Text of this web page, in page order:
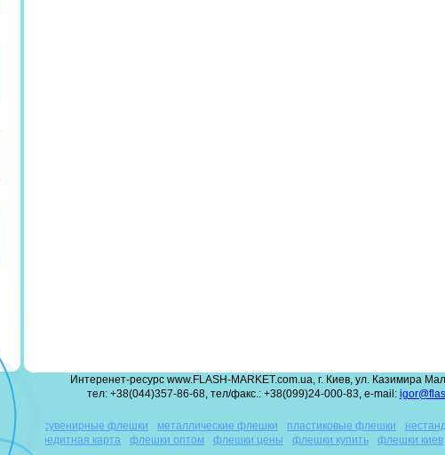
Интеренет-ресурс www.FLASH-MARKET.com.ua, г. Киев, ул. Казимира
тел: +38(044)357-86-68, тел/факс.: +38(099)24-000-83, e-mail:
сувенирные флешки металлические флешки пластиковые флешки
кредитная карта флешки оптом флешки цены флешки купить флешки киев